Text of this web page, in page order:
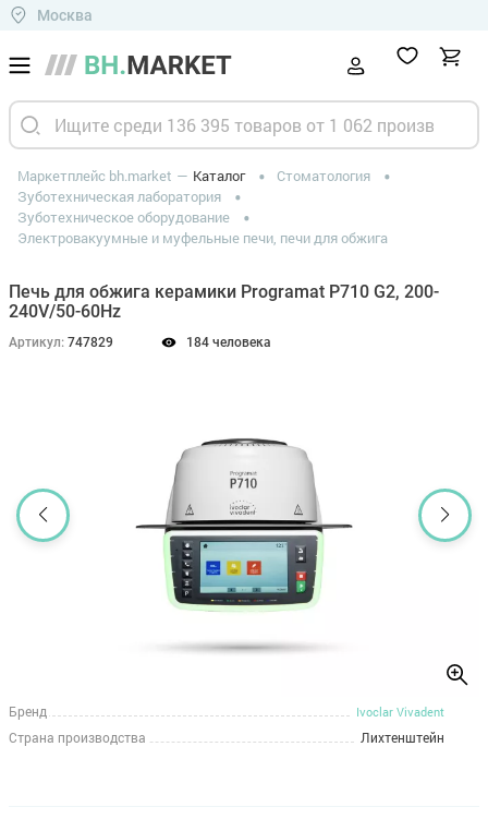
Москва
Маркетплейс bh.market Каталог
Стоматология
Зуботехническая лаборатория
Зуботехническое оборудование
Электровакуумные и муфельные печи, печи для обжига
Печь для обжига керамики Programat P710 G2, 200-
240V/50-60Hz
Артикул: 747829 184 человека
Бренд Ivoclar Vivadent
Страна производства Лихтенштейн